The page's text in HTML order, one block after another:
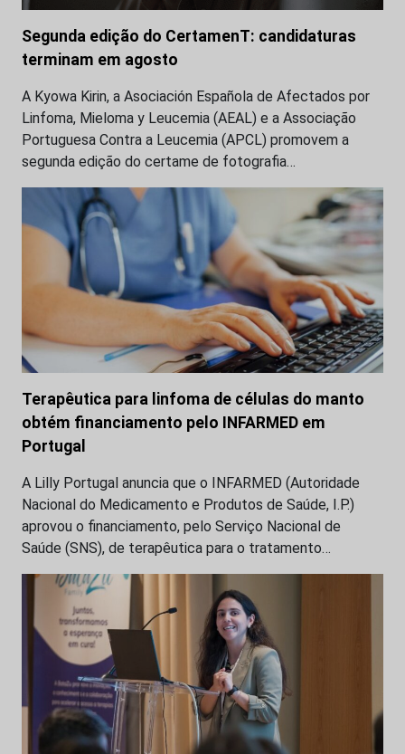
Segunda edição do CertamenT: candidaturas
terminam em agosto
A Kyowa Kirin, a Asociación Española de Afectados por
Linfoma, Mieloma y Leucemia (AEAL) e a Associação
Portuguesa Contra a Leucemia (APCL) promovem a
segunda edição do certame de fotografia…
Terapêutica para linfoma de células do manto
obtém financiamento pelo INFARMED em
Portugal
A Lilly Portugal anuncia que o INFARMED (Autoridade
Nacional do Medicamento e Produtos de Saúde, I.P.)
aprovou o financiamento, pelo Serviço Nacional de
Saúde (SNS), de terapêutica para o tratamento…